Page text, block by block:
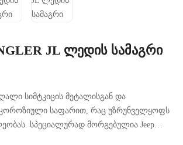
JL ლედის სამაგრი
სიმტკიცის მეტალისგან და
საფარით, რაც უზრუნველყოფს
სპეციალურად მორგებულია Jeep